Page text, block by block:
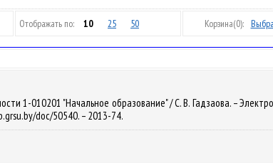
Отображать по: 10 25 50 Корзина(0):
1-010201 "Начальное образование" / С. В. Гадзаова. –
doc/50540. – 2013-74.